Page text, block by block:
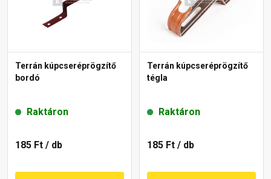
Terrán kúpcseréprögzítő
bordó
Raktáron
185 Ft / db
Terrán kúpcseréprögzítő
tégla
Raktáron
185 Ft / db